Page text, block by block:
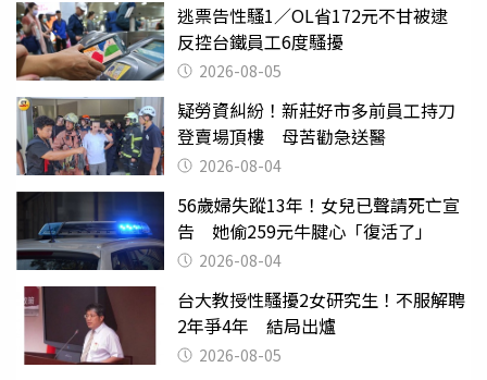
逃票告性騷1／OL省172元不甘被逮
反控台鐵員工6度騷擾
2026-08-05
疑勞資糾紛！新莊好市多前員工持刀
登賣場頂樓 母苦勸急送醫
2026-08-04
56歲婦失蹤13年！女兒已聲請死亡宣
告 她偷259元牛腱心「復活了」
2026-08-04
台大教授性騷擾2女研究生！不服解聘
2年爭4年 結局出爐
2026-08-05